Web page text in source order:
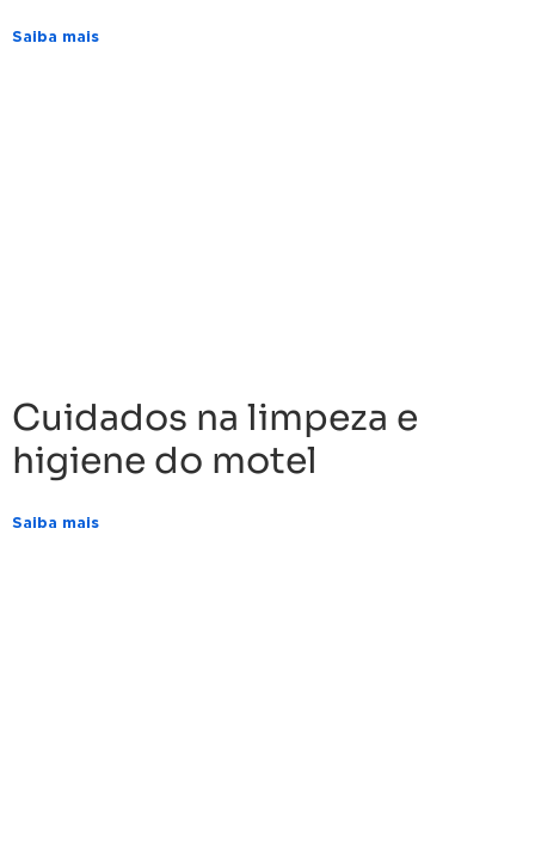
Saiba mais
Cuidados na limpeza e
higiene do motel
Saiba mais